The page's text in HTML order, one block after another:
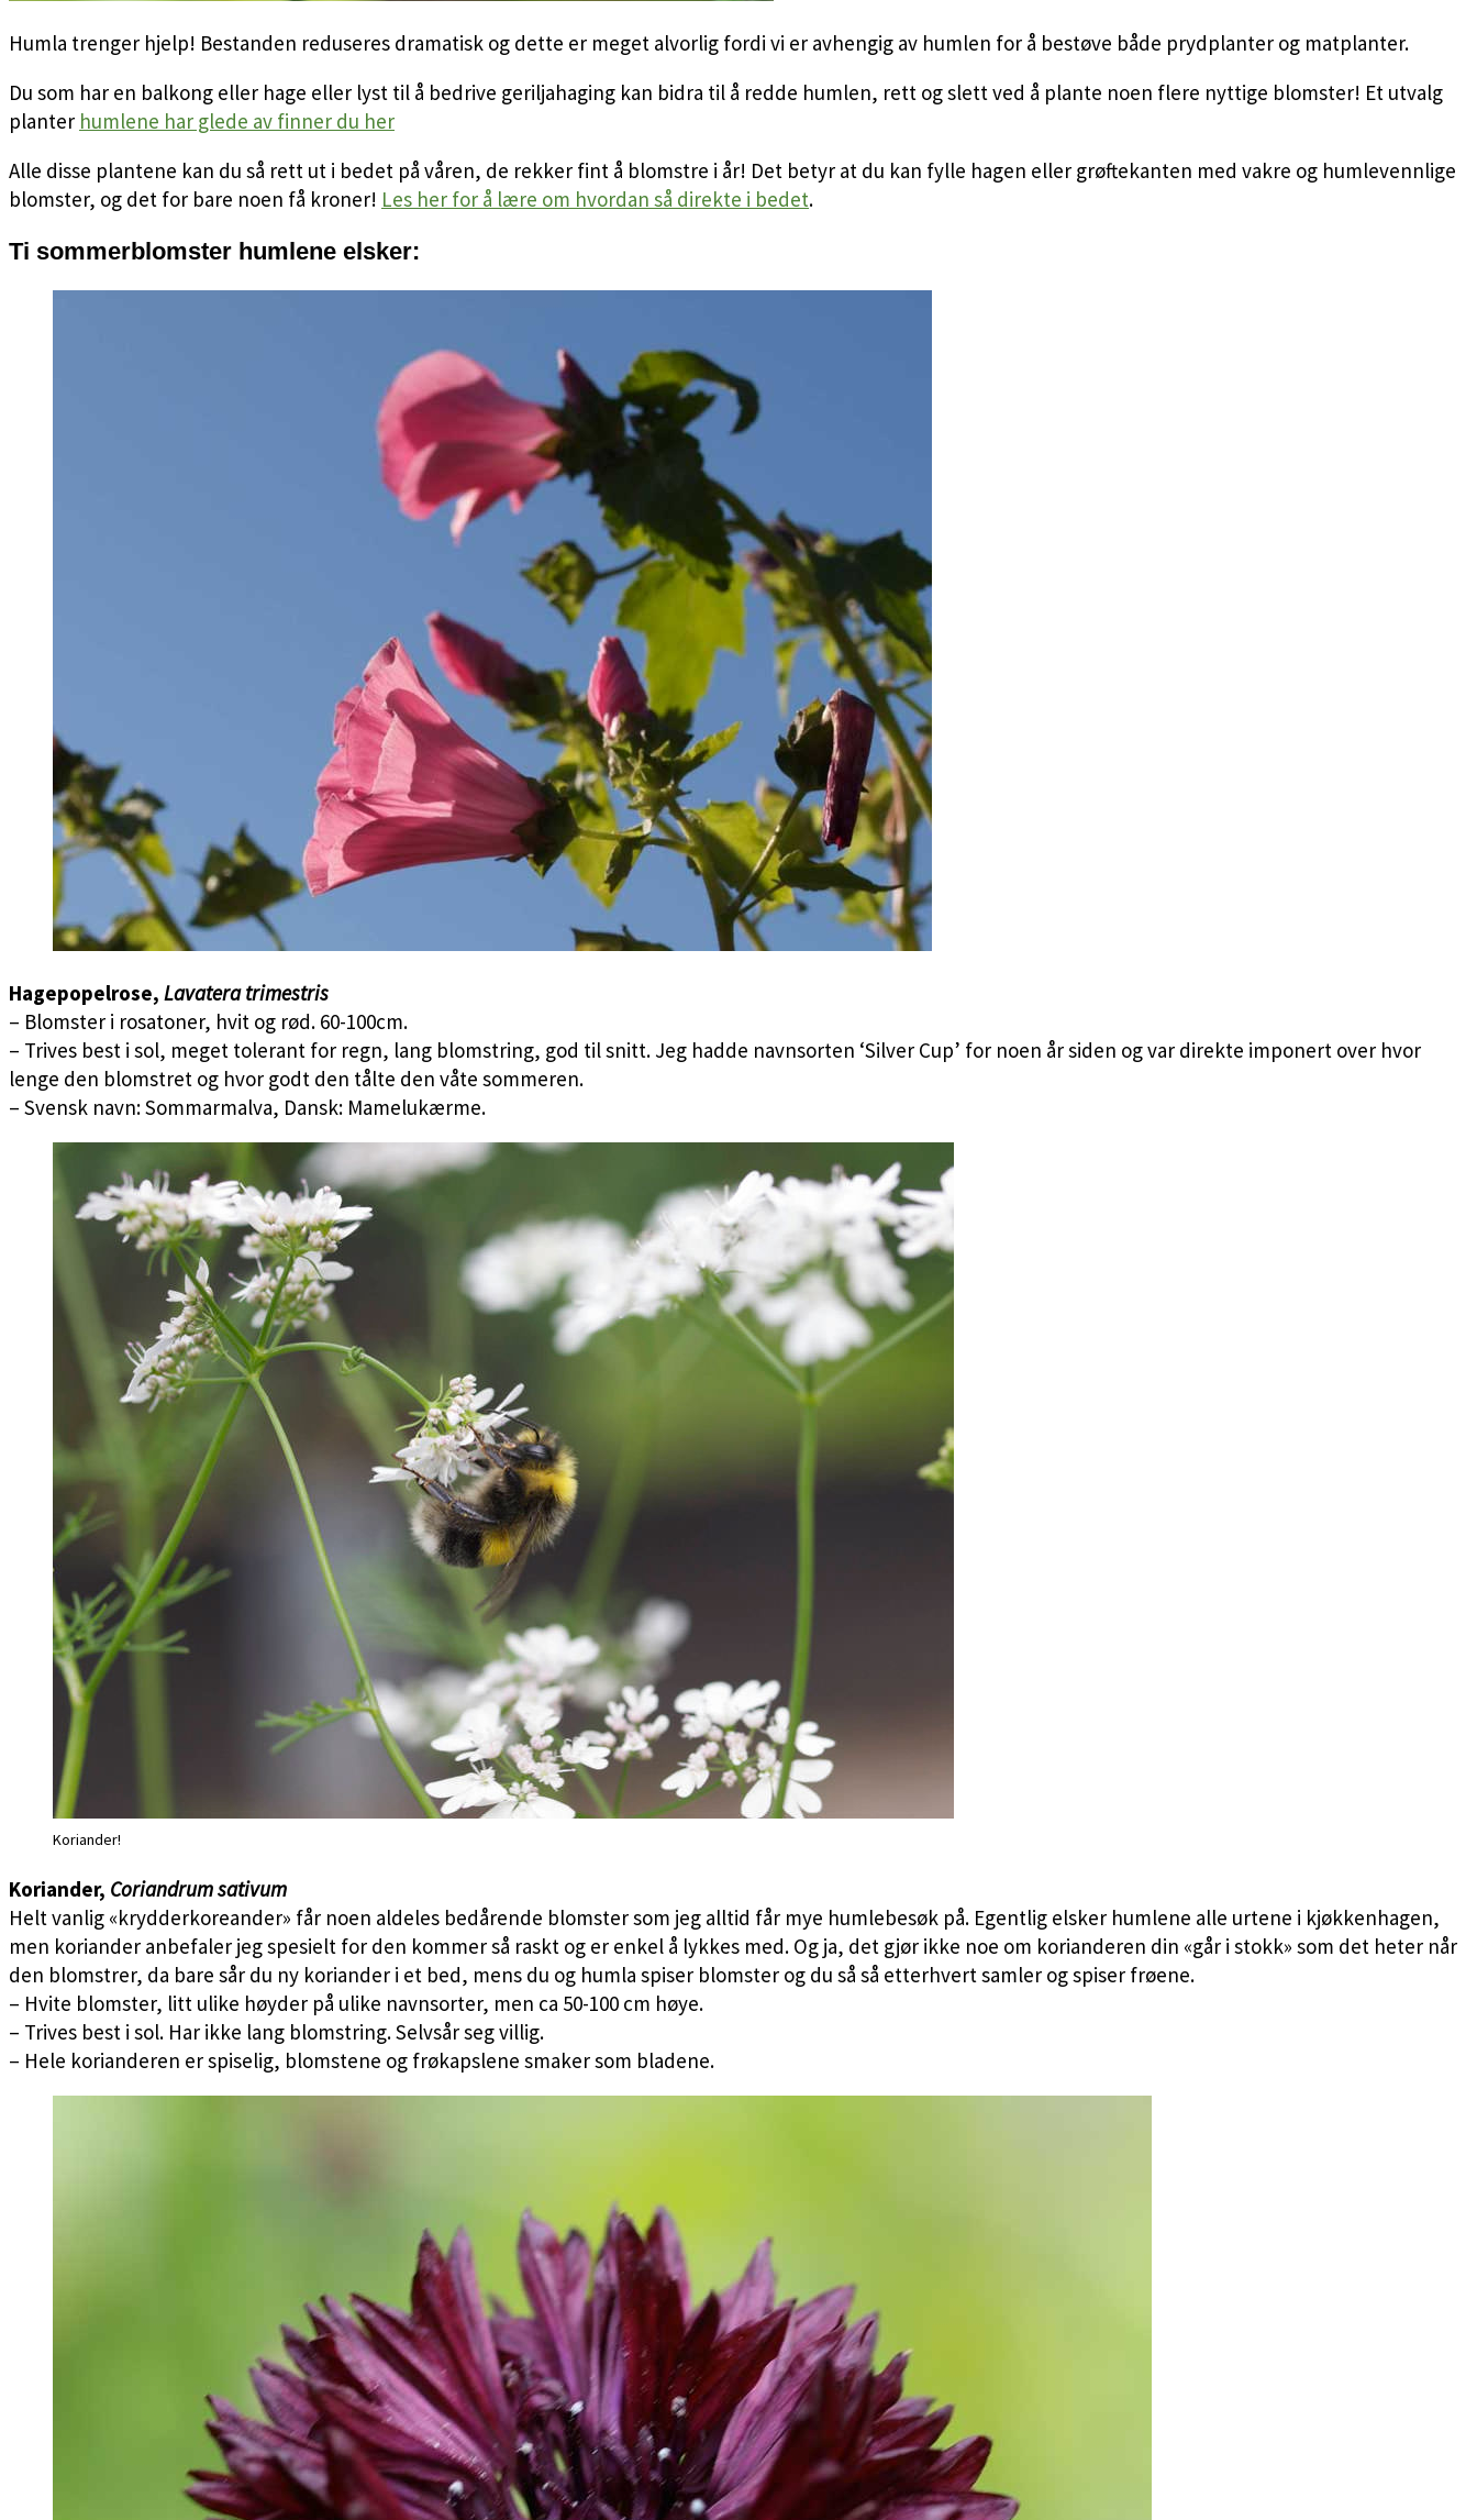
Humla trenger hjelp! Bestanden reduseres dramatisk og dette er meget alvorlig fordi vi er avhengig av humlen for å bestøve både prydplanter og matplanter.
Du som har en balkong eller hage eller lyst til å bedrive geriljahaging kan bidra til å redde humlen, rett og slett ved å plante noen flere nyttige blomster! Et utvalg
planter humlene har glede av finner du her
Alle disse plantene kan du så rett ut i bedet på våren, de rekker fint å blomstre i år! Det betyr at du kan fylle hagen eller grøftekanten med vakre og humlevennlige
blomster, og det for bare noen få kroner! Les her for å lære om hvordan så direkte i bedet.
Ti sommerblomster humlene elsker:
Hagepopelrose, Lavatera trimestris
– Blomster i rosatoner, hvit og rød. 60-100cm.
– Trives best i sol, meget tolerant for regn, lang blomstring, god til snitt. Jeg hadde navnsorten ‘Silver Cup’ for noen år siden og var direkte imponert over hvor
lenge den blomstret og hvor godt den tålte den våte sommeren.
– Svensk navn: Sommarmalva, Dansk: Mamelukærme.
Koriander!
Koriander, Coriandrum sativum
Helt vanlig «krydderkoreander» får noen aldeles bedårende blomster som jeg alltid får mye humlebesøk på. Egentlig elsker humlene alle urtene i kjøkkenhagen,
men koriander anbefaler jeg spesielt for den kommer så raskt og er enkel å lykkes med. Og ja, det gjør ikke noe om korianderen din «går i stokk» som det heter når
den blomstrer, da bare sår du ny koriander i et bed, mens du og humla spiser blomster og du så så etterhvert samler og spiser frøene.
– Hvite blomster, litt ulike høyder på ulike navnsorter, men ca 50-100 cm høye.
– Trives best i sol. Har ikke lang blomstring. Selvsår seg villig.
– Hele korianderen er spiselig, blomstene og frøkapslene smaker som bladene.